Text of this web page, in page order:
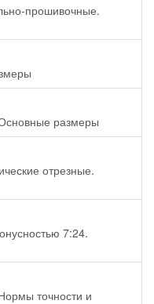
прошивочные.
размеры
отрезные.
7:24.
точности и